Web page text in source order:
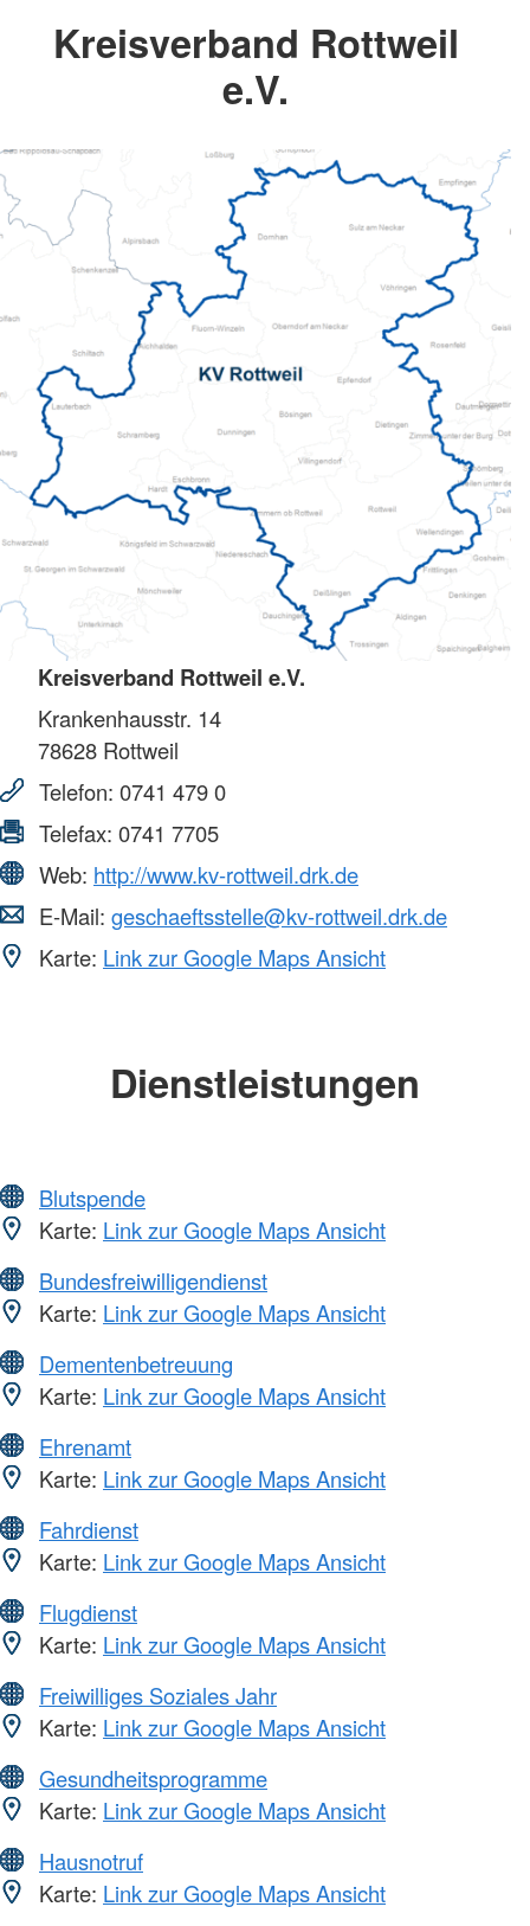
Kreisverband Rottweil
e.V.
Kreisverband Rottweil e.V.
Krankenhausstr. 14
78628 Rottweil
Telefon: 0741 479 0
Telefax: 0741 7705
Web: http://www.kv-rottweil.drk.de
E-Mail: geschaeftsstelle@kv-rottweil.drk.de
Karte: Link zur Google Maps Ansicht
Dienstleistungen
Blutspende
Karte: Link zur Google Maps Ansicht
Bundesfreiwilligendienst
Karte: Link zur Google Maps Ansicht
Dementenbetreuung
Karte: Link zur Google Maps Ansicht
Ehrenamt
Karte: Link zur Google Maps Ansicht
Fahrdienst
Karte: Link zur Google Maps Ansicht
Flugdienst
Karte: Link zur Google Maps Ansicht
Freiwilliges Soziales Jahr
Karte: Link zur Google Maps Ansicht
Gesundheitsprogramme
Karte: Link zur Google Maps Ansicht
Hausnotruf
Karte: Link zur Google Maps Ansicht